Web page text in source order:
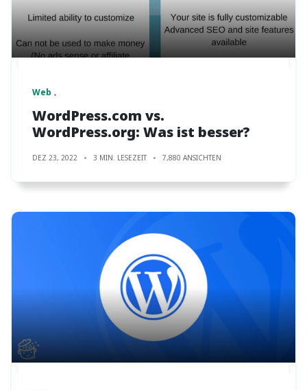
Web
WordPress.com vs.
WordPress.org: Was ist besser?
DEZ 23, 2022 3 MIN. LESEZEIT 7,880 ANSICHTEN